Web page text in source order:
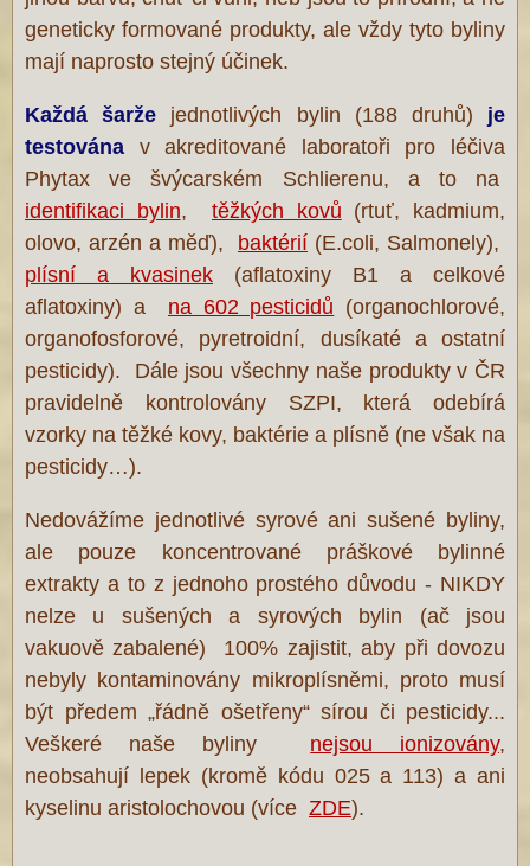
geneticky formované produkty, ale vždy tyto byliny
mají naprosto stejný účinek.
Každá šarže jednotlivých bylin (188 druhů) je
testována v akreditované laboratoři pro léčiva
Phytax ve švýcarském Schlierenu, a to na
identifikaci bylin,těžkých kovů (rtuť, kadmium,
olovo, arzén a měď), baktérií (E.coli, Salmonely),
plísní a kvasinek (aflatoxiny B1 a celkové
aflatoxiny) a na 602 pesticidů (organochlorové,
organofosforové, pyretroidní, dusíkaté a ostatní
pesticidy). Dále jsou všechny naše produkty v ČR
pravidelně kontrolovány SZPI, která odebírá
vzorky na těžké kovy, baktérie a plísně (ne však na
pesticidy…).
Nedovážíme jednotlivé syrové ani sušené byliny,
ale pouze koncentrované práškové bylinné
extrakty a to z jednoho prostého důvodu - NIKDY
nelze u sušených a syrových bylin (ač jsou
vakuově zabalené) 100% zajistit, aby při dovozu
nebyly kontaminovány mikroplísněmi, proto musí
být předem „řádně ošetřeny“ sírou či pesticidy...
Veškeré naše byliny nejsou ionizovány,
neobsahují lepek (kromě kódu 025 a 113) a ani
kyselinu aristolochovou (více ZDE).